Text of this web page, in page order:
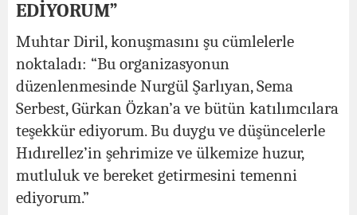
EDİYORUM”
Muhtar Diril, konuşmasını şu cümlelerle
noktaladı: “Bu organizasyonun
düzenlenmesinde Nurgül Şarlıyan, Sema
Serbest, Gürkan Özkan’a ve bütün katılımcılara
teşekkür ediyorum. Bu duygu ve düşüncelerle
Hıdırellez’in şehrimize ve ülkemize huzur,
mutluluk ve bereket getirmesini temenni
ediyorum.”